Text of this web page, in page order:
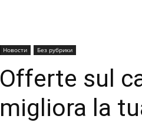
Новости Без рубрики
Offerte sul
migliora la